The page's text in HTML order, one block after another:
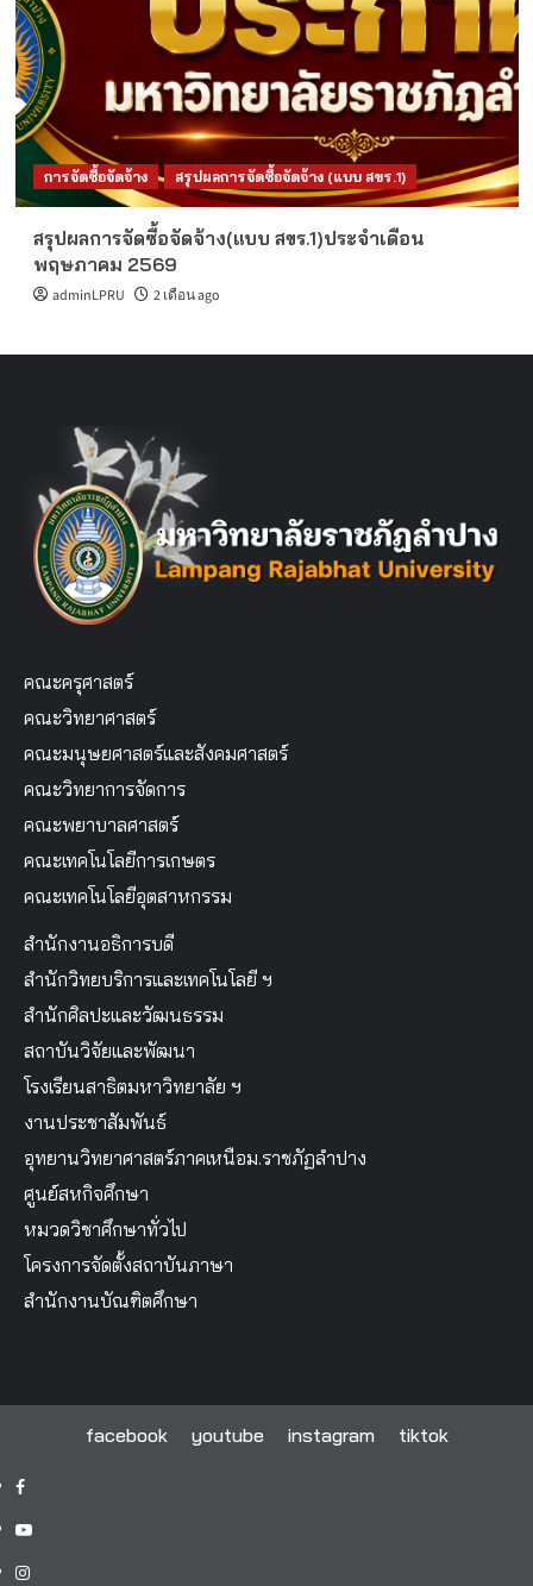
การจัดซื้อจัดจ้าง สรุปผลการจัดซื้อจัดจ้าง (แบบ สขร.1)
สรุปผลการจัดซื้อจัดจ้าง(แบบ สขร.1)ประจำเดือน
พฤษภาคม 2569
adminLPRU 2 เดือน ago
คณะครุศาสตร์
คณะวิทยาศาสตร์
คณะมนุษยศาสตร์และสังคมศาสตร์
คณะวิทยาการจัดการ
คณะพยาบาลศาสตร์
คณะเทคโนโลยีการเกษตร
คณะเทคโนโลยีอุตสาหกรรม
สำนักงานอธิการบดี
สำนักวิทยบริการและเทคโนโลยี ฯ
สำนักศิลปะและวัฒนธรรม
สถาบันวิจัยและพัฒนา
โรงเรียนสาธิตมหาวิทยาลัย ฯ
งานประชาสัมพันธ์
อุทยานวิทยาศาสตร์ภาคเหนือม.ราชภัฏลำปาง
ศูนย์สหกิจศึกษา
หมวดวิชาศึกษาทั่วไป
โครงการจัดตั้งสถาบันภาษา
สำนักงานบัณฑิตศึกษา
facebook youtube instagram tiktok
facebook
youtube
instagram